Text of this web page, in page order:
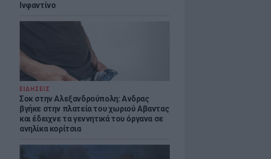
Ινφαντίνο
ΕΙΔΗΣΕΙΣ
Σοκ στην Αλεξανδρούπολη: Ανδρας
βγήκε στην πλατεία του χωριού Αβαντας
και έδειχνε τα γεννητικά του όργανα σε
ανηλίκα κορίτσια